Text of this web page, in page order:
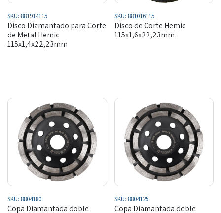
SKU: 881914115
Disco Diamantado para Corte
de Metal Hemic
115x1,4x22,23mm
SKU: 881016115
Disco de Corte Hemic
115x1,6x22,23mm
SKU: 8804180
Copa Diamantada doble
SKU: 8804125
Copa Diamantada doble